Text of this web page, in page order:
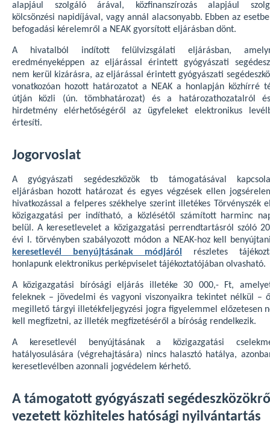
alapjául szolgáló árával, közfinanszírozás alapjául
kölcsönzési napidíjával, vagy annál alacsonyabb. Ebben az
befogadási kérelemről a NEAK gyorsított eljárásban dönt.
A hivatalból indított felülvizsgálati eljárásban,
eredményeképpen az eljárással érintett gyógyászati
nem kerül kizárásra, az eljárással érintett gyógyászati
vonatkozóan hozott határozatot a NEAK a honlapján közhírré
útján közli (ún. tömbhatározat) és a határozathozatalról
hirdetmény elérhetőségéről az ügyfeleket elektronikus
értesíti.
Jogorvoslat
A gyógyászati segédeszközök tb támogatásával
eljárásban hozott határozat és egyes végzések ellen
hivatkozással a felperes székhelye szerint illetékes Törvényszék
közigazgatási per indítható, a közlésétől számított harminc
belül. A keresetlevelet a közigazgatási perrendtartásról szóló
évi I. törvényben szabályozott módon a NEAK-hoz kell
keresetlevél benyújtásának módjáról
részletes
honlapunk elektronikus perképviselet tájékoztatójában olvasható.
A közigazgatási bírósági eljárás illetéke 30 000,- Ft,
feleknek – jövedelmi és vagyoni viszonyaikra tekintet nélkül –
megillető tárgyi illetékfeljegyzési jogra figyelemmel előzetesen
kell megfizetni, az illeték megfizetéséről a bíróság rendelkezik.
A keresetlevél benyújtásának a közigazgatási
hatályosulására (végrehajtására) nincs halasztó hatálya,
keresetlevélben azonnali jogvédelem kérhető.
A támogatott gyógyászati
vezetett közhiteles hatósági nyilvántartás